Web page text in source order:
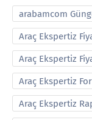
arabamcom
Araç Ekspertiz
Araç Ekspertiz
Araç Ekspertiz
Araç Ekspertiz